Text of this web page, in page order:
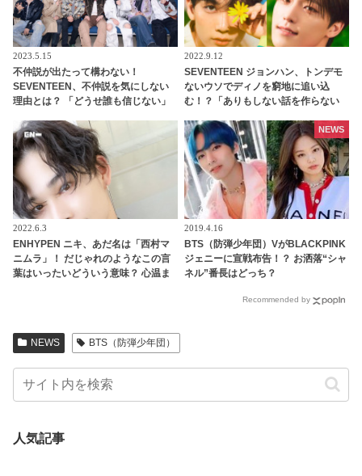
2023.5.15
不仲説が出たって構わない！
SEVENTEEN、不仲説を気にしない
理由とは？ 「どうせ誰も信じない」
ァン感動
2022.9.12
SEVENTEEN ジョンハン、トンデモ
ないウソでディノを窮地に追い込
む！？「ありもしない話を作らない
言にディノはタジタジ
2022.6.3
ENHYPEN ニキ、あだ名は「西村マ
ニムラ」！ だじゃれのようなこの言
葉はいったいどういう意味？ 心温ま
2019.4.16
BTS（防弾少年団）VがBLACKPINK
ジェニーに宣戦布告！？ お洒落“シャ
ネル”番長はどっち？
NEWS
Recommended by
NEWS BTS（防弾少年団）
人気記事